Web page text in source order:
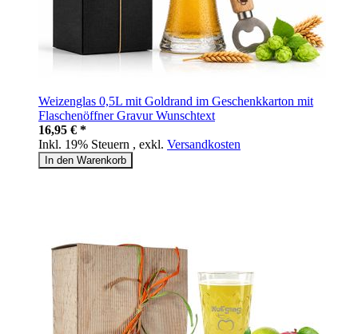
Weizenglas 0,5L mit Goldrand im Geschenkkarton mit
Flaschenöffner Gravur Wunschtext
16,95 € *
Inkl. 19% Steuern , exkl. Versandkosten
In den Warenkorb